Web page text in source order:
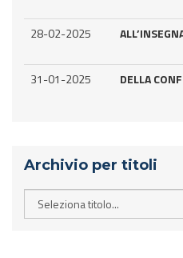
28-02-2025
31-01-2025 DELLA
Archivio per titoli